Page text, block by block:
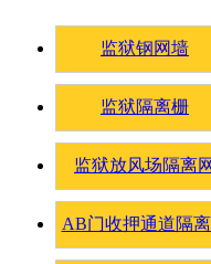
监狱钢网墙
监狱隔离栅
监狱放风场隔离网
AB门收押通道隔